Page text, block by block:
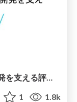
ウォンテッドリーの推薦システム開発を支える評価とデプロイの仕組み
1 1.8k